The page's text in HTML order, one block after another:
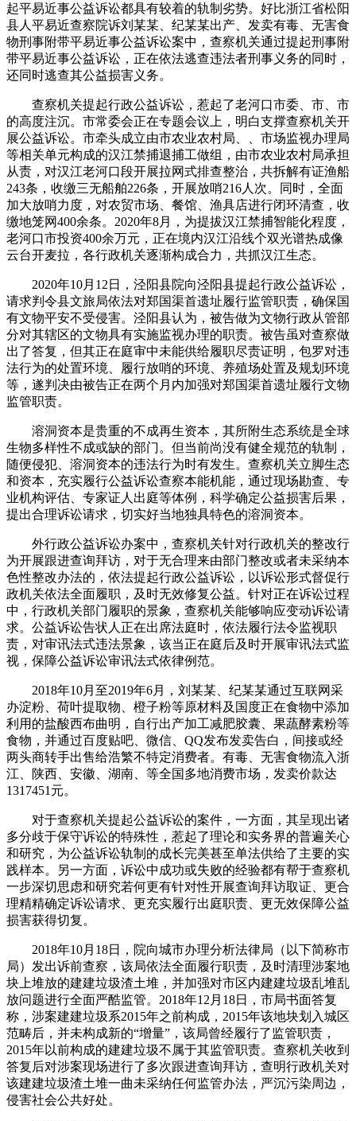
起平易近事公益诉讼都具有较着的轨制劣势。好比浙江省松阳
县人平易近查察院诉刘某某、纪某某出产、发卖有毒、无害食
物刑事附带平易近事公益诉讼案中，查察机关通过提起刑事附
带平易近事公益诉讼，正在依法逃查违法者刑事义务的同时，
还同时逃查其公益损害义务。
查察机关提起行政公益诉讼，惹起了老河口市委、市、市
的高度注沉。市常委会正在专题会议上，明白支撑查察机关开
展公益诉讼。市牵头成立由市农业农村局、、市场监视办理局
等相关单元构成的汉江禁捕退捕工做组，由市农业农村局承担
从责，对汉江老河口段开展拉网式排查整治，共拆解有证渔船
243条，收缴三无船舶226条，开展放哨216人次。同时，全面
加大放哨力度，对农贸市场、餐馆、渔具店进行闭环清查，收
缴地笼网400余条。2020年8月，为提拔汉江禁捕智能化程度，
老河口市投资400余万元，正在境内汉江沿线个双光谱热成像
云台开麦拉，各行政机关逐渐构成合力，共抓汉江生态。
2020年10月12日，泾阳县院向泾阳县提起行政公益诉讼，
请求判令县文旅局依法对郑国渠首遗址履行监管职责，确保国
有文物平安不受侵害。泾阳县认为，被告做为文物行政从管部
分对其辖区的文物具有实施监视办理的职责。被告虽对查察做
出了答复，但其正在庭审中未能供给履职尽责证明，包罗对违
法行为的处置环境、履行放哨的环境、养殖场处置及规划环境
等，遂判决由被告正在两个月内加强对郑国渠首遗址履行文物
监管职责。
溶洞资本是贵重的不成再生资本，其所附生态系统是全球
生物多样性不成或缺的部门。但当前尚没有健全规范的轨制，
随便侵犯、溶洞资本的违法行为时有发生。查察机关立脚生态
和资本，充实履行公益诉讼查察本能机能，通过现场勘查、专
业机构评估、专家证人出庭等体例，科学确定公益损害后果，
提出合理诉讼请求，切实好当地独具特色的溶洞资本。
外行政公益诉讼办案中，查察机关针对行政机关的整改行
为开展跟进查询拜访，对于无合理来由部门整改或者未采纳本
色性整改办法的，依法提起行政公益诉讼，以诉讼形式督促行
政机关依法全面履职，及时无效修复公益。针对正在诉讼过程
中，行政机关部门履职的景象，查察机关能够响应变动诉讼请
求。公益诉讼告状人正在出席法庭时，依法履行法令监视职
责，对审讯法式违法景象，该当正在庭后及时开展审讯法式监
视，保障公益诉讼审讯法式依律例范。
2018年10月至2019年6月，刘某某、纪某某通过互联网采
办淀粉、荷叶提取物、橙子粉等原材料及国度正在食物中添加
利用的盐酸西布曲明，自行出产加工减肥胶囊、果蔬酵素粉等
食物，并通过百度贴吧、微信、QQ发布发卖告白，间接或经
两头商转手出售给浩繁不特定消费者。有毒、无害食物流入浙
江、陕西、安徽、湖南、等全国多地消费市场，发卖价款达
1317451元。
对于查察机关提起公益诉讼的案件，一方面，其呈现出诸
多分歧于保守诉讼的特殊性，惹起了理论和实务界的普遍关心
和研究，为公益诉讼轨制的成长完美甚至单法供给了主要的实
践样本。另一方面，诉讼中成功或失败的经验都有帮于查察机
一步深切思虑和研究若何更有针对性开展查询拜访取证、更合
理精精确定诉讼请求、更充实履行出庭职责、更无效保障公益
损害获得切复。
2018年10月18日，院向城市办理分析法律局（以下简称市
局）发出诉前查察，该局依法全面履行职责，及时清理涉案地
块上堆放的建建垃圾渣土堆，并加强对市区内建建垃圾乱堆乱
放问题进行全面严酷监管。2018年12月18日，市局书面答复
称，涉案建建垃圾系2015年之前构成，2015年该地块划入城区
范畴后，并未构成新的“增量”，该局曾经履行了监管职责，
2015年以前构成的建建垃圾不属于其监管职责。查察机关收到
答复后对涉案现场进行了多次跟进查询拜访，查明行政机关对
该建建垃圾渣土堆一曲未采纳任何监管办法，严沉污染周边，
侵害社会公共好处。